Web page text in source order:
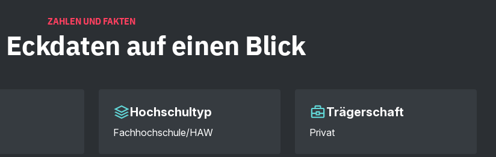
ZAHLEN UND FAKTEN
Eckdaten auf einen Blick
Hochschultyp
Fachhochschule/HAW
Trägerschaft
Privat